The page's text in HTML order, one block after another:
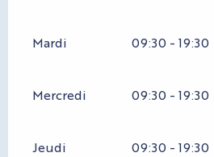
Mardi 09:30 - 19:30
Mercredi 09:30 - 19:30
Jeudi 09:30 - 19:30